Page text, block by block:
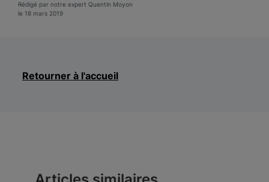
Rédigé par notre expert Quentin Moyon
le 18 mars 2019
Retourner à l'accueil